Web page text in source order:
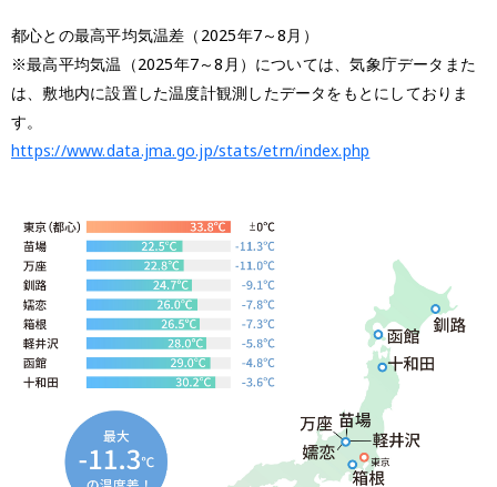
都心との最高平均気温差（2025年7～8月）
※最高平均気温（2025年7～8月）については、気象庁データまた
は、敷地内に設置した温度計観測したデータをもとにしておりま
す。
https://www.data.jma.go.jp/stats/etrn/index.php